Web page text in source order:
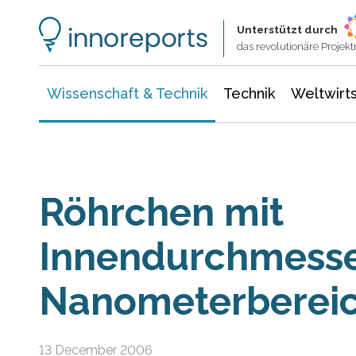
Unterstützt durch
das revolutionäre
Wissenschaft & Technik Technik
Röhrchen mit
13 December 2006